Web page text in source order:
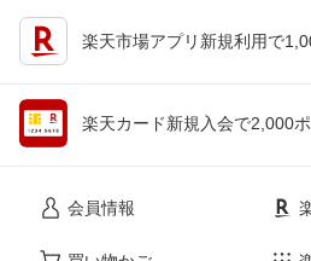
楽天市場アプリ新規利用で
楽天カード新規入会で2,000
会員情報